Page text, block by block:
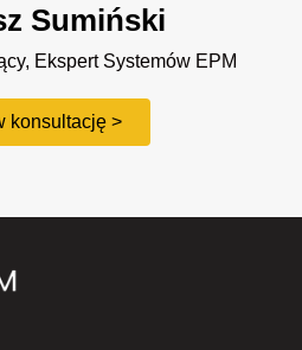
Sumiński
Ekspert Systemów EPM
konsultację >